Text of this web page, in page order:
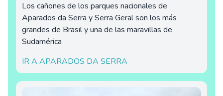
Los cañones de los parques nacionales de
Aparados da Serra y Serra Geral son los más
grandes de Brasil y una de las maravillas de
Sudamérica
IR A APARADOS DA SERRA